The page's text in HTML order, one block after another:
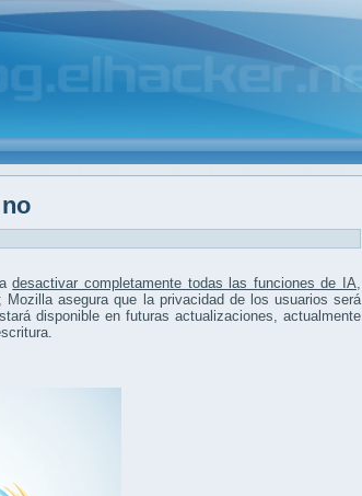
desactivar completamente todas las funciones de IA
asegura que la privacidad de los usuarios será
disponible en futuras actualizaciones, actualmente